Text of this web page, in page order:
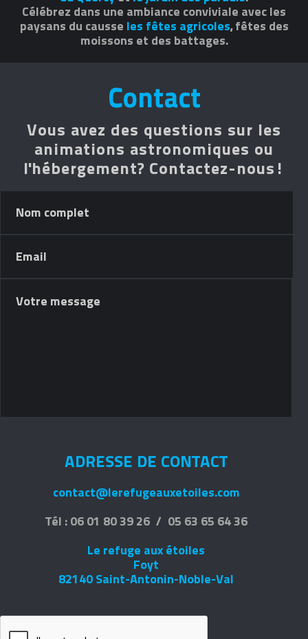
Célébrez dans une ambiance conviviale avec les
paysans du causse les fêtes agricoles, fêtes des
moissons et des battages.
Contact
Vous avez des questions sur les
animations astronomiques ou
l'hébergement? Contactez-nous!
ADRESSE DE CONTACT
contact@lerefugeauxetoiles.com
Tél : 06 01 80 39 26 / 05 63 65 64 36
Le refuge aux étoiles
Foyt
82140 Saint-Antonin-Noble-Val